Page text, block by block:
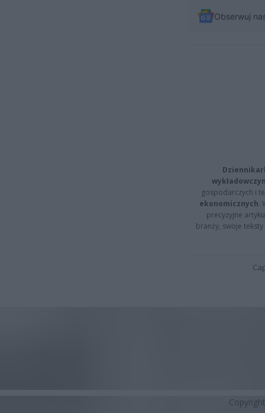
Obserwuj
gospodarczych i
ekonomicznych.
precyzyjne
branży, swoje